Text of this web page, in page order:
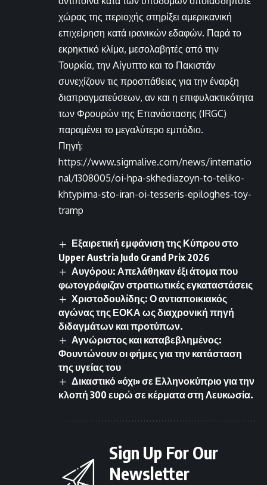
χώρας της περιοχής στηρίξει αμερικανική
επιχείρηση κατά ιρανικών εδαφών. Παρά το
εκρηκτικό κλίμα, μεσολαβητές από την
Τουρκία, την Αίγυπτο και το Πακιστάν
συνεχίζουν τις προσπάθειες για την έναρξη
διαπραγματεύσεων, αν και η επιφυλακτικότητα
των Φρουρών της Επανάστασης (IRGC)
παραμένει το μεγαλύτερο εμπόδιο.
Πηγή:
https://www.sigmalive.com/news/internatio
nal/1308005/oi-hpa-skhediazoyn-to-teliko-
khtypima-sto-iran-oi-tesseris-epiloghes-toy-
tramp
Εξαιρετική εμφάνιση της Κύπρου στο
Upper Austria Judo Grand Prix 2026
Αυγόρου: Απελάθηκαν έξι άτομα που
φωτογράφιζαν στρατιωτικές εγκαταστάσεις
Χριστοδουλίδης: Ο αντιαποικιακός
αγώνας της ΕΟΚΑ ως διαχρονική πηγή
διδαγμάτων και προτύπων.
Αγνώριστος και καταβεβλημένος:
Φουντώνουν οι φήμες για την κατάσταση
της υγείας του
Δικαστικό «όχι» σε Ελληνοκύπριο για την
κλοπή 300 ευρώ σε κέρματα στη Λευκωσία.
Sign Up For Our
Newsletter